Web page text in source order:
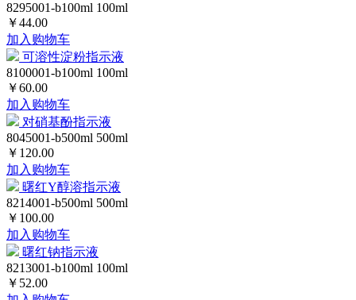
8295001-b100ml 100ml
￥44.00
加入购物车
可溶性淀粉指示液
8100001-b100ml 100ml
￥60.00
加入购物车
对硝基酚指示液
8045001-b500ml 500ml
￥120.00
加入购物车
曙红Y醇溶指示液
8214001-b500ml 500ml
￥100.00
加入购物车
曙红钠指示液
8213001-b100ml 100ml
￥52.00